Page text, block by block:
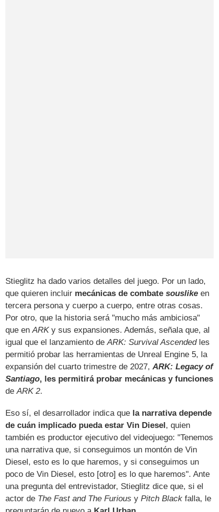
Stieglitz ha dado varios detalles del juego. Por un lado,
que quieren incluir mecánicas de combatesouslike en
tercera persona y cuerpo a cuerpo, entre otras cosas.
Por otro, que la historia será "mucho más ambiciosa"
que enARKy sus expansiones. Además, señala que, al
igual que el lanzamiento deARK: Survival Ascendedles
permitió probar las herramientas de Unreal Engine 5, la
expansión del cuarto trimestre de 2027,ARK: Legacy of
Santiago, les permitirá probar mecánicas y funciones
deARK 2.
Eso sí, el desarrollador indica que la narrativa depende
de cuán implicado pueda estar Vin Diesel, quien
también es productor ejecutivo del videojuego: "Tenemos
una narrativa que, si conseguimos un montón de Vin
Diesel, esto es lo que haremos, y si conseguimos un
poco de Vin Diesel, esto [otro] es lo que haremos". Ante
una pregunta del entrevistador, Stieglitz dice que, si el
actor de The Fast and The Furious yPitch Black falla, le